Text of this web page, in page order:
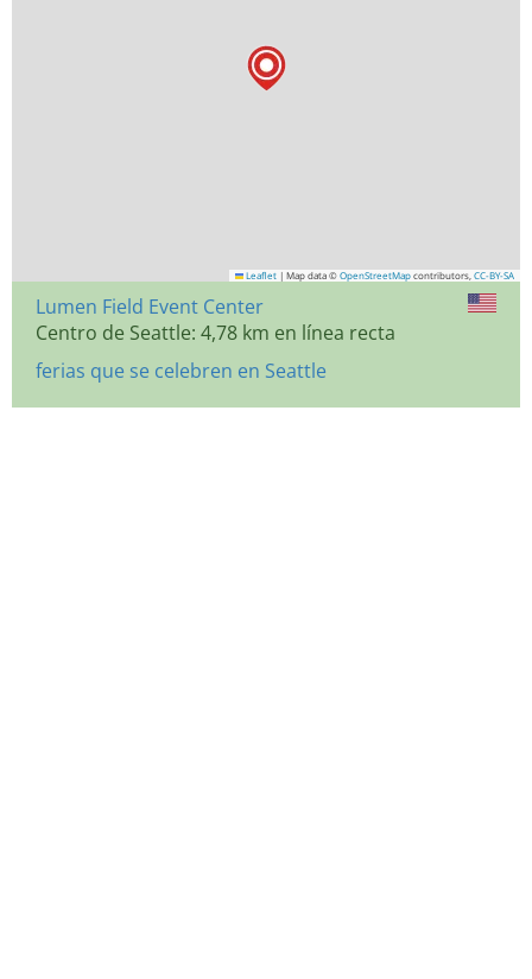
Leaflet | Map data © OpenStreetMap contributors, CC-BY-SA
Lumen Field Event Center
Centro de Seattle: 4,78 km en línea recta
ferias que se celebren en Seattle